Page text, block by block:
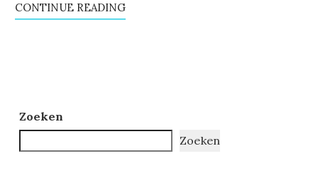
CONTINUE READING
Zoeken
Zoeken